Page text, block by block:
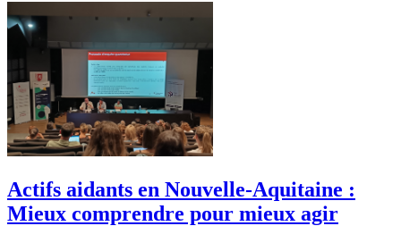
Actifs aidants en Nouvelle-Aquitaine :
Mieux comprendre pour mieux agir